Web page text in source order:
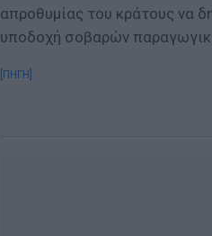
απροθυμίας του κράτους να
υποδοχή σοβαρών
[ΠΗΓΗ]